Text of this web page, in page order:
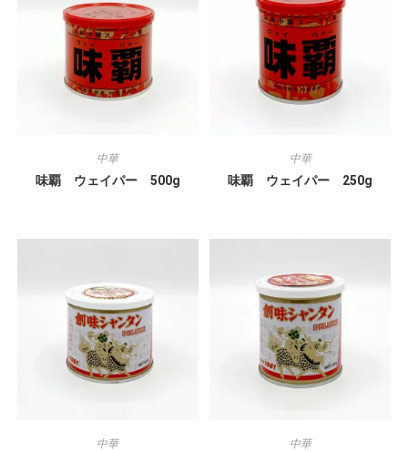
中華
味覇 ウェイパー 500g
中華
味覇 ウェイパー 250g
中華 中華